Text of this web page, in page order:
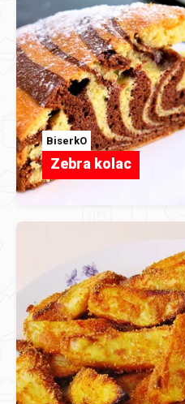
BiserkO
Zebra kolac